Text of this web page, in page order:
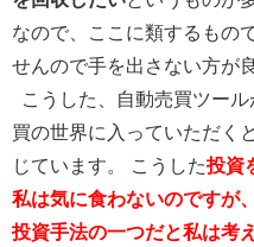
なので、ここに類するもの
せんので手を出さない方が
こうした、自動売買ツー
買の世界に入っていただく
じています。
こうした投資
私は気に食わないのですが
投資手法の一つだと私は考